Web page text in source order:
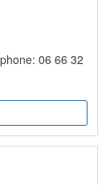
06 66 32